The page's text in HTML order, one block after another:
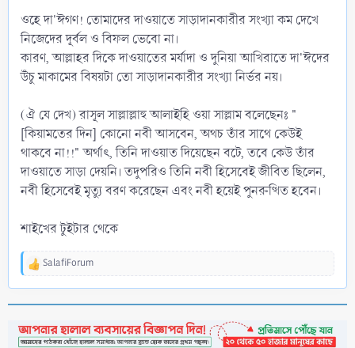
ওহে দা'ঈগণ! তোমাদের দাওয়াতে সাড়াদানকারীর সংখ্যা কম দেখে
নিজেদের দূর্বল ও বিফল ভেবো না।
কারণ, আল্লাহর দিকে দাওয়াতের মর্যাদা ও দুনিয়া আখিরাতে দা'ঈদের
উঁচু মাকামের বিষয়টা তো সাড়াদানকারীর সংখ্যা নির্ভর নয়।
(ঐ যে দেখ) রাসূল সাল্লাল্লাহু আলাইহি ওয়া সাল্লাম বলেছেনঃ "
[কিয়ামতের দিন] কোনো নবী আসবেন, অথচ তাঁর সাথে কেউই
থাকবে না!!" অর্থাৎ, তিনি দাওয়াত দিয়েছেন বটে, তবে কেউ তাঁর
দাওয়াতে সাড়া দেয়নি। তদুপরিও তিনি নবী হিসেবেই জীবিত ছিলেন,
নবী হিসেবেই মৃত্যু বরণ করেছেন এবং নবী হয়েই পুনরুত্থিত হবেন।
শাইখের টুইটার থেকে
R
t
i
SalafiForum